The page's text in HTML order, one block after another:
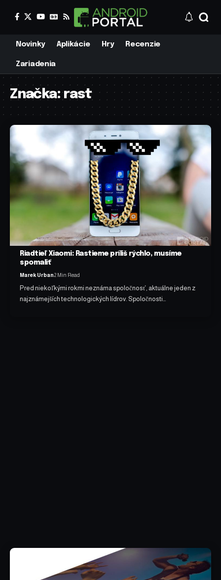
Novinky Aplikácie Hry Recenzie
Zariadenia
Značka:rast
Riadtieľ Xiaomi: Rastieme príliš rýchlo, musíme
spomaliť
Marek Urban2 Min Read
Pred niekoľkými rokmi neznáma spoločnosť, aktuálne jeden z
najznámejších technologických lídrov. Spoločnosti…